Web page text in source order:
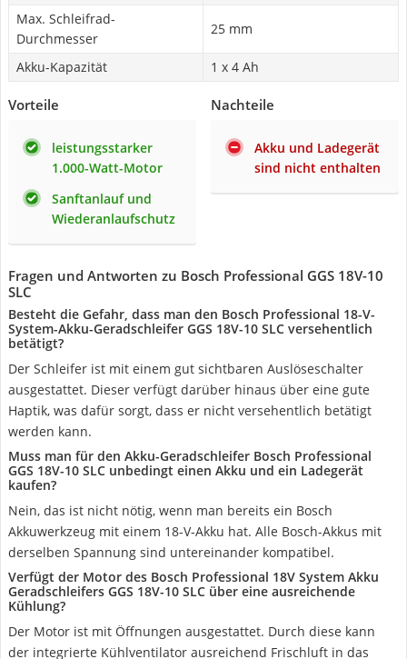
Max. Schleifrad-
Durchmesser
25 mm
Akku-Kapazität 1 x 4 Ah
Vorteile
leistungsstarker
1.000-Watt-Motor
Sanftanlauf und
Wiederanlaufschutz
Nachteile
Akku und Ladegerät
sind nicht enthalten
Fragen und Antworten zu Bosch Professional GGS 18V-10
SLC
Besteht die Gefahr, dass man den Bosch Professional 18-V-
System-Akku-Geradschleifer GGS 18V-10 SLC versehentlich
betätigt?
Der Schleifer ist mit einem gut sichtbaren Auslöseschalter
ausgestattet. Dieser verfügt darüber hinaus über eine gute
Haptik, was dafür sorgt, dass er nicht versehentlich betätigt
werden kann.
Muss man für den Akku-Geradschleifer Bosch Professional
GGS 18V-10 SLC unbedingt einen Akku und ein Ladegerät
kaufen?
Nein, das ist nicht nötig, wenn man bereits ein Bosch
Akkuwerkzeug mit einem 18-V-Akku hat. Alle Bosch-Akkus mit
derselben Spannung sind untereinander kompatibel.
Verfügt der Motor des Bosch Professional 18V System Akku
Geradschleifers GGS 18V-10 SLC über eine ausreichende
Kühlung?
Der Motor ist mit Öffnungen ausgestattet. Durch diese kann
der integrierte Kühlventilator ausreichend Frischluft in das